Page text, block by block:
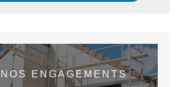
NOS ENGAGEMENTS